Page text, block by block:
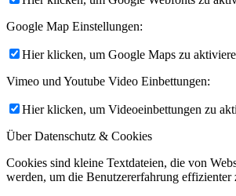
Google Map Einstellungen:
Hier klicken, um Google Maps zu
Vimeo und Youtube Video Einbettungen:
Hier klicken, um Videoeinbettungen zu
Über Datenschutz & Cookies
Cookies sind kleine Textdateien, die von
werden, um die Benutzererfahrung effizienter